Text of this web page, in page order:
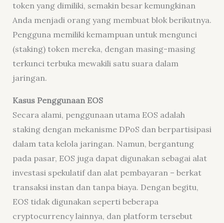
token yang dimiliki, semakin besar kemungkinan
Anda menjadi orang yang membuat blok berikutnya.
Pengguna memiliki kemampuan untuk mengunci
(staking)token mereka, dengan masing-masing
terkunci terbuka mewakili satu suara dalam
jaringan.
Kasus Penggunaan EOS
Secara alami, penggunaan utama EOS adalah
stakingdengan mekanisme DPoS dan berpartisipasi
dalam tata kelola jaringan. Namun, bergantung
pada pasar, EOS juga dapat digunakan sebagai alat
investasi spekulatif dan alat pembayaran – berkat
transaksi instan dan tanpa biaya. Dengan begitu,
EOS tidak digunakan seperti beberapa
cryptocurrencylainnya, dan platform tersebut